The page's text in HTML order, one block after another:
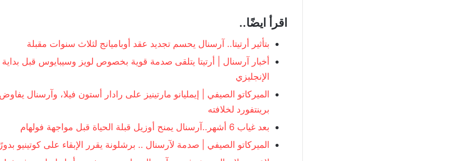
اقرأ ايضًا..
بتأثير أرتيتا.. آرسنال يحسم تجديد عقد أوباميانج لثلاث سنوات مقبلة
أخبار آرسنال | أرتيتا يتلقى صدمة قوية بخصوص لويز وسيبايوس قبل بداية
الإنجليزي
الميركاتو الصيفي | إيمليانو مارتينيز على رادار أستون فيلا، وآرسنال
برينتفورد لخلافته
بعد غياب 6 أشهر..آرسنال يمنح أوزيل قبلة الحياة قبل مواجهة فولهام
الميركاتو الصيفي | صدمة لآرسنال .. برشلونة يقرر الإبقاء على كوتينيو